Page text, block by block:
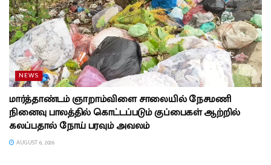
NEWS
மார்த்தாண்டம் ஞாறாம்விளை சாலையில் நேசமணி
நினைவு பாலத்தில் கொட்டப்படும் குப்பைகள் ஆற்றில்
கலப்பதால் நோய் பரவும் அவலம்
AUGUST 6, 2026